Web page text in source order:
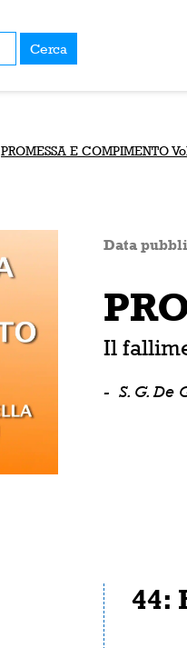
Cerca
PROMESSA E COMPIMENTO
Data
Il
- S. G. De
44: